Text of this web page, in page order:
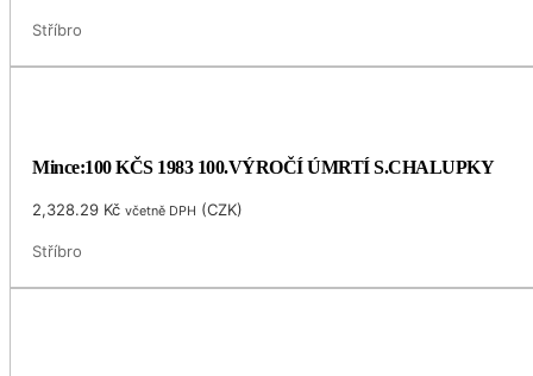
Stříbro
Mince:100 KČS 1983 100.VÝROČÍ ÚMRTÍ S.CHALUPKY
2,328.29 Kč včetně DPH (CZK)
Stříbro